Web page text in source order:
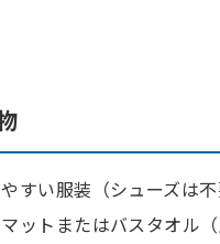
すい服装（シューズは不
ットまたはバスタオル（